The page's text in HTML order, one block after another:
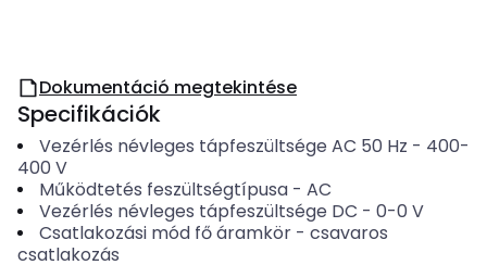
Dokumentáció megtekintése
Specifikációk
Vezérlés névleges tápfeszültsége AC 50 Hz - 400-
400 V
Működtetés feszültségtípusa- AC
Vezérlés névleges tápfeszültsége DC - 0-0 V
Csatlakozási mód fő áramkör- csavaros
csatlakozás